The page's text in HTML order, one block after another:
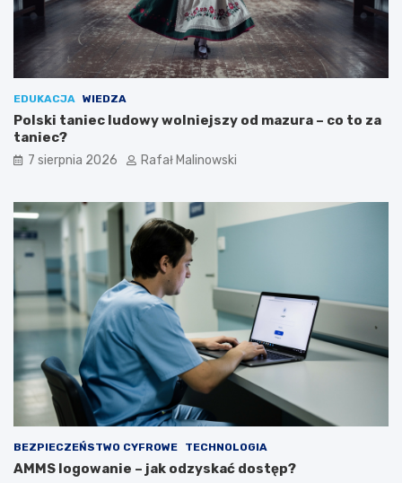
EDUKACJA WIEDZA
Polski taniec ludowy wolniejszy od mazura – co to za
taniec?
7 sierpnia 2026 Rafał Malinowski
BEZPIECZEŃSTWO CYFROWE TECHNOLOGIA
AMMS logowanie – jak odzyskać dostęp?